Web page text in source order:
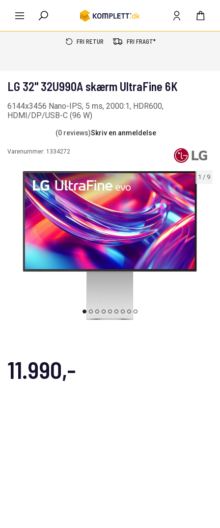
FRI RETUR FRI FRAGT*
1 / 9
LG 32" 32U990A skærm UltraFine 6K
6144x3456 Nano-IPS, 5 ms, 2000:1, HDR600,
HDMI/DP/USB-C (96 W)
(0 reviews)Skriv en anmeldelse
Varenummer: 1334272
11.990,-